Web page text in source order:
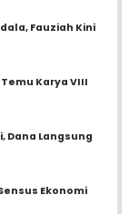
Fauziah Kini
Karya VIII
Dana Langsung
Ekonomi